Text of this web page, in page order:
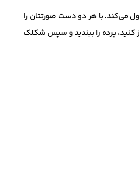
می‌کند. با هر دو دست صورتتان را
کنید، پرده را ببندید و سپس شکلک